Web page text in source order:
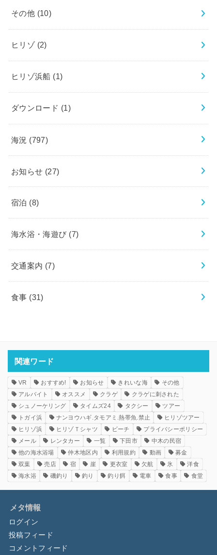
その他 (10)
ヒリゾ (2)
ヒリゾ浜船 (1)
ダウンロード (1)
海況 (797)
お知らせ (27)
宿泊 (8)
海水浴・海遊び (7)
交通案内 (7)
食事 (31)
関連ワード
VR おすすめ! お知らせ きれいな海
その他
アルバイト
オススメ クラゲ
クラゲに刺された
シュノーケリング
タイムズ24 タクシー
ツアー
トガイ浜
ナンヨウハギ.タモアミ.熱帯魚.禁止
ヒリゾツアー
ヒリゾ浜
ヒリゾＴシャツ ビーチ
プライバシーポリシー
メール
レンタカー 一覧 下田市
中木の民宿
他の海水浴場
仲木地区内 利用規約 動画
募金
双葉
売店 宿 崖 更衣室 欠航 氷
洋食
海水浴
磯釣り 釣り 釣り餌 電車 食事 食堂
メタ情報
ログイン
投稿フィード
コメントフィード